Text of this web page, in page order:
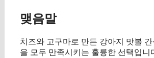
맺음말
치즈와 고구마로 만든 강아지 맛볼
을 모두 만족시키는 훌륭한 선택입니